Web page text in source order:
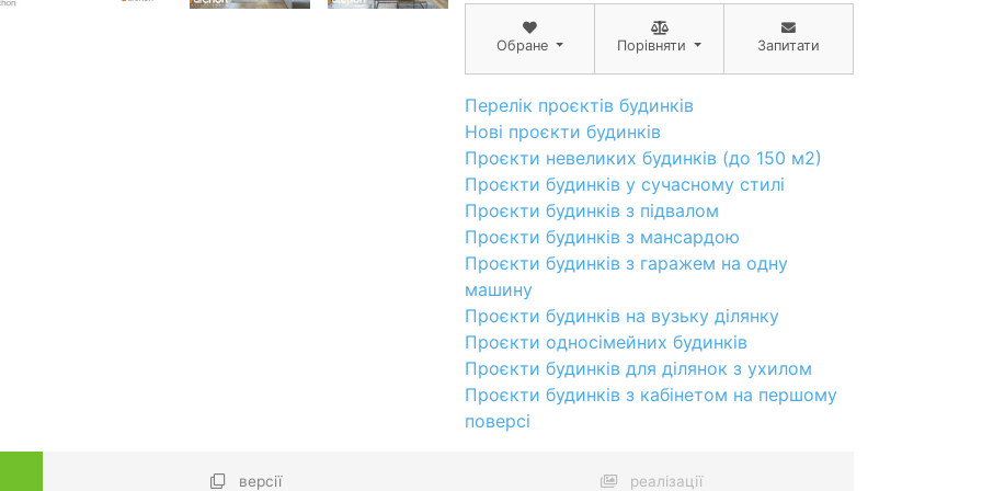
Обране Порівняти Запитати
Перелік проєктів будинків
Нові проєкти будинків
Проєкти невеликих будинків (до 150 м2)
Проєкти будинків у сучасному стилі
Проєкти будинків з підвалом
Проєкти будинків з мансардою
Проєкти будинків з гаражем на одну
машину
Проєкти будинків на вузьку ділянку
Проєкти односімейних будинків
Проєкти будинків для ділянок з ухилом
Проєкти будинків з кабінетом на першому
поверсі
версії реалізації